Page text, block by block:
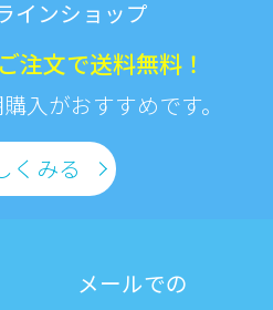
インショップ
注文で送料無料！
入がおすすめです。
くみる
メールでの